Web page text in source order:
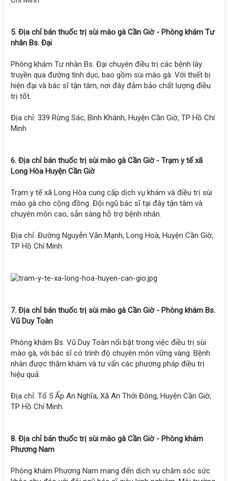
5. Địa chỉ bán thuốc trị sùi mào gà Cần Giờ - Phòng khám Tư
nhân Bs. Đại
Phòng khám Tư nhân Bs. Đại chuyên điều trị các bệnh lây
truyền qua đường tình dục, bao gồm sùi mào gà. Với thiết bị
hiện đại và bác sĩ tận tâm, nơi đây đảm bảo chất lượng điều
trị tốt.
Địa chỉ: 339 Rừng Sác, Bình Khánh, Huyện Cần Giờ, TP Hồ Chí
Minh
6. Địa chỉ bán thuốc trị sùi mào gà Cần Giờ - Trạm y tế xã
Long Hòa Huyện Cần Giờ
Trạm y tế xã Long Hòa cung cấp dịch vụ khám và điều trị sùi
mào gà cho cộng đồng. Đội ngũ bác sĩ tại đây tận tâm và
chuyên môn cao, sẵn sàng hỗ trợ bệnh nhân.
Địa chỉ: Đường Nguyễn Văn Mạnh, Long Hoà, Huyện Cần Giờ,
TP Hồ Chí Minh
7. Địa chỉ bán thuốc trị sùi mào gà Cần Giờ - Phòng khám Bs.
Vũ Duy Toàn
Phòng khám Bs. Vũ Duy Toàn nổi bật trong việc điều trị sùi
mào gà, với bác sĩ có trình độ chuyên môn vững vàng. Bệnh
nhân được thăm khám và tư vấn các phương pháp điều trị
hiệu quả.
Địa chỉ: Tổ 5 Ấp An Nghĩa, Xã An Thới Đông, Huyện Cần Giờ,
TP Hồ Chí Minh.
8. Địa chỉ bán thuốc trị sùi mào gà Cần Giờ - Phòng khám
Phương Nam
Phòng khám Phương Nam mang đến dịch vụ chăm sóc sức